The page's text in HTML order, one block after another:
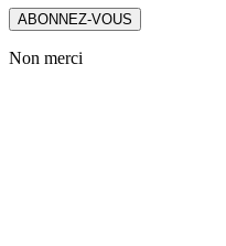
ABONNEZ-VOUS
Non merci